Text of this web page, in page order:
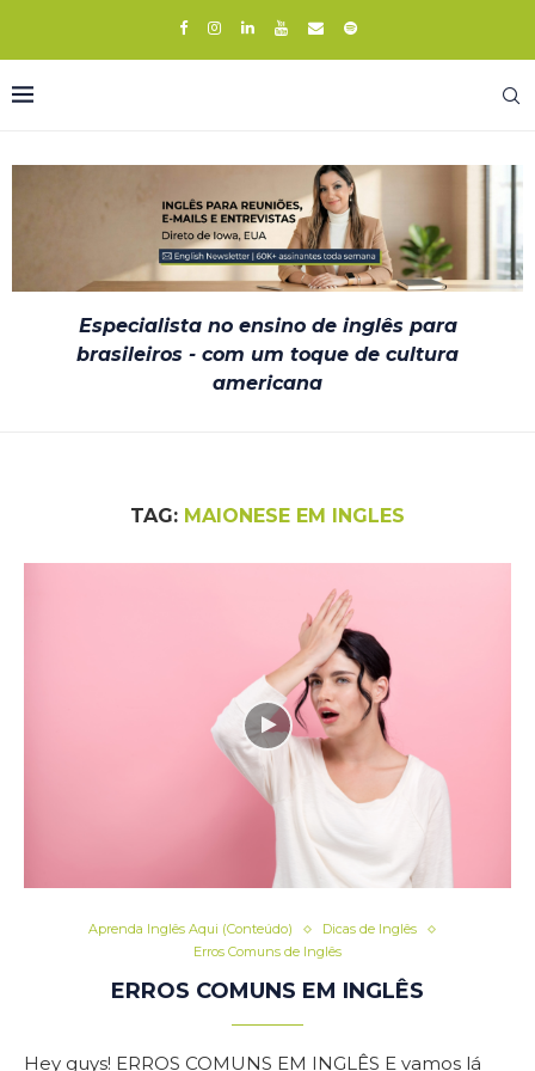
Especialista no ensino de inglês para
brasileiros - com um toque de cultura
americana
TAG: MAIONESE EM INGLES
Aprenda Inglês Aqui (Conteúdo)
Dicas de Inglês
Erros Comuns de Inglês
ERROS COMUNS EM INGLÊS
Hey guys! ERROS COMUNS EM INGLÊS E vamos lá